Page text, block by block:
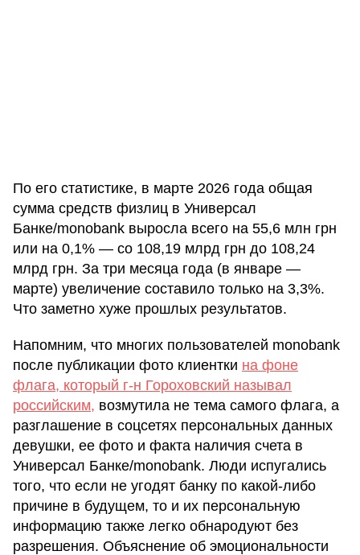
По его статистике, в марте 2026 года общая
сумма средств физлиц в Универсал
Банке/monobank выросла всего на 55,6 млн грн
или на 0,1% — со 108,19 млрд грн до 108,24
млрд грн. За три месяца года (в январе —
марте) увеличение составило только на 3,3%.
Что заметно хуже прошлых результатов.
Напомним, что многих пользователей monobank
после публикации фото клиентки на фоне
флага, который г-н Гороховский называл
российским, возмутила не тема самого флага, а
разглашение в соцсетях персональных данных
девушки, ее фото и факта наличия счета в
Универсал Банке/monobank. Люди испугались
того, что если не угодят банку по какой-либо
причине в будущем, то и их персональную
информацию также легко обнародуют без
разрешения. Объяснение об эмоциональности